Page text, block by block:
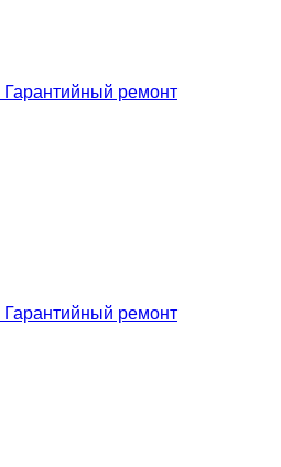
Гарантийный ремонт
Гарантийный ремонт